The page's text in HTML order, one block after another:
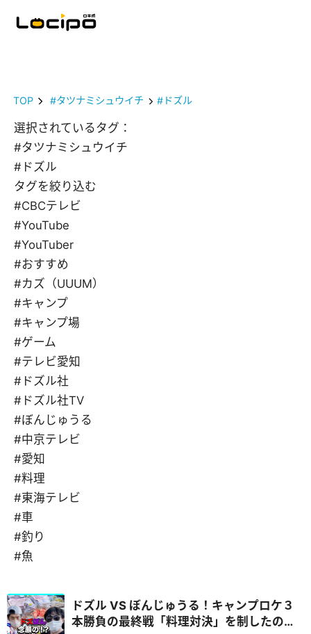
TOP #タツナミシュウイチ #ドズル
選択されているタグ：
#タツナミシュウイチ
#ドズル
タグを絞り込む
#CBCテレビ
#YouTube
#YouTuber
#おすすめ
#カズ（UUUM）
#キャンプ
#キャンプ場
#ゲーム
#テレビ愛知
#ドズル社
#ドズル社TV
#ぼんじゅうる
#中京テレビ
#愛知
#料理
#東海テレビ
#車
#釣り
#魚
ドズル VS ぼんじゅうる！キャンプロケ３
本勝負の最終戦「料理対決」を制したの